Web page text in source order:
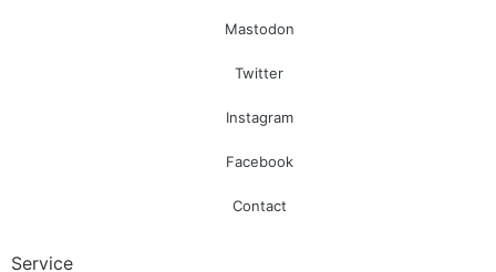
Mastodon
Twitter
Instagram
Facebook
Contact
Service